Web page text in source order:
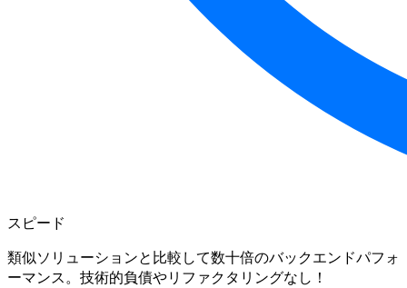
スピード
類似ソリューションと比較して数十倍のバックエンドパフォ
ーマンス。技術的負債やリファクタリングなし！